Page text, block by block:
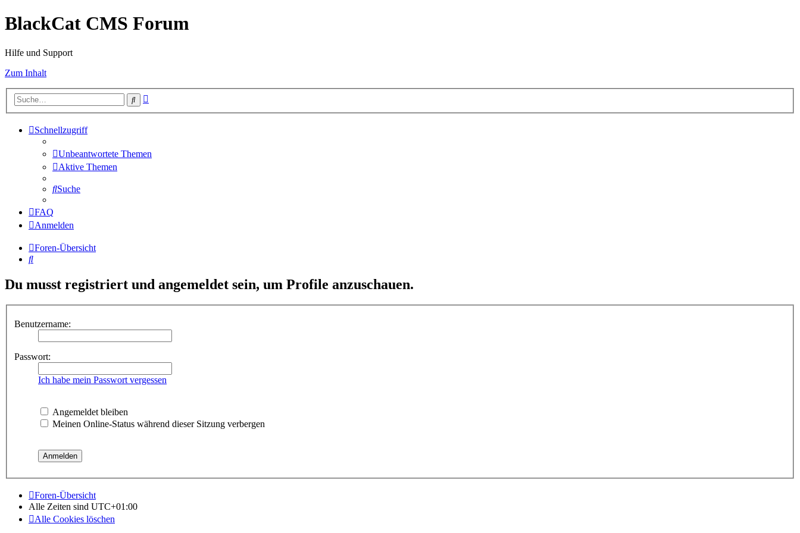
BlackCat CMS Forum
Hilfe und Support
Zum Inhalt
Suche
Schnellzugriff
Unbeantwortete Themen
Aktive Themen
Suche
FAQ
Anmelden
Foren-Übersicht
Suche
Du musst registriert und angemeldet sein, um Profile anzuschauen.
Benutzername:
Passwort:
Ich habe mein Passwort vergessen
Angemeldet bleiben
Meinen Online-Status während dieser Sitzung verbergen
Foren-Übersicht
Alle Zeiten sind UTC+01:00
Alle Cookies löschen